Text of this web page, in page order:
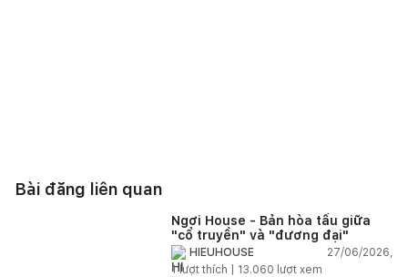
Bài đăng liên quan
Ngơi House - Bản hòa tấu giữa
"cổ truyền" và "đương đại"
HIEUHOUSE
27/06/2026,
1lượt thích | 13.060 lượt xem